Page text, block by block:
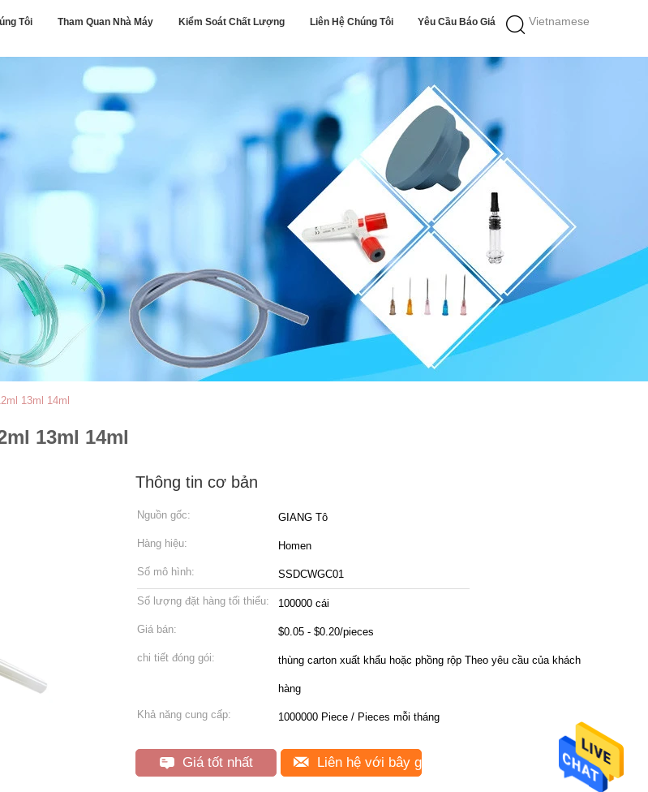
Vietnamese
Tôi Tham Quan Nhà Máy Kiểm Soát Chất Lượng Liên Hệ Chúng Tôi Yêu Cầu Báo Giá
13ml 14ml
13ml 14ml
Thông tin cơ bản
Nguồn gốc: GIANG Tô
Hàng hiệu: Homen
Số mô hình: SSDCWGC01
Số lượng đặt hàng tối thiểu: 100000 cái
Giá bán: $0.05 - $0.20/pieces
chi tiết đóng gói: thùng carton xuất khẩu hoặc phồng rộp Theo yêu cầu của khách
hàng
Khả năng cung cấp: 1000000 Piece / Pieces mỗi tháng
Giá tốt nhất Liên hệ với bây giờ